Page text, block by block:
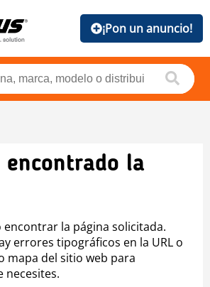
¡Pon un anuncio!
encontrado la
encontrar la página solicitada.
errores tipográficos en la URL o
mapa del sitio web para
necesites.